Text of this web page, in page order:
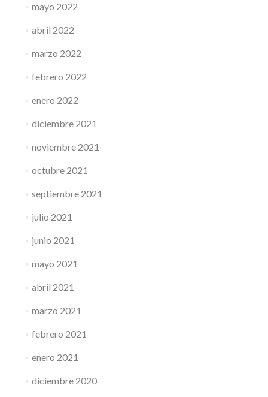
mayo 2022
abril 2022
marzo 2022
febrero 2022
enero 2022
diciembre 2021
noviembre 2021
octubre 2021
septiembre 2021
julio 2021
junio 2021
mayo 2021
abril 2021
marzo 2021
febrero 2021
enero 2021
diciembre 2020